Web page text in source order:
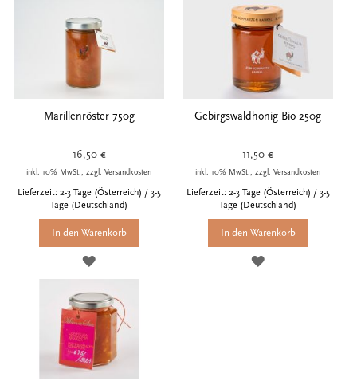
HINZUFÜGEN
WUNSCHLISTE
HINZUFÜGEN
Marillenröster 750g
16,50 €
inkl. 10% MwSt., zzgl. Versandkosten
Lieferzeit: 2-3 Tage (Österreich) / 3-5
Tage (Deutschland)
In den Warenkorb
ZUR
HINZUFÜGEN
Gebirgswaldhonig Bio 250g
11,50 €
inkl. 10% MwSt., zzgl. Versandkosten
Lieferzeit: 2-3 Tage (Österreich) / 3-5
Tage (Deutschland)
In den Warenkorb
ZUR